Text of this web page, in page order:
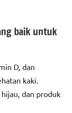
baik untuk
D, dan
kaki.
dan produk